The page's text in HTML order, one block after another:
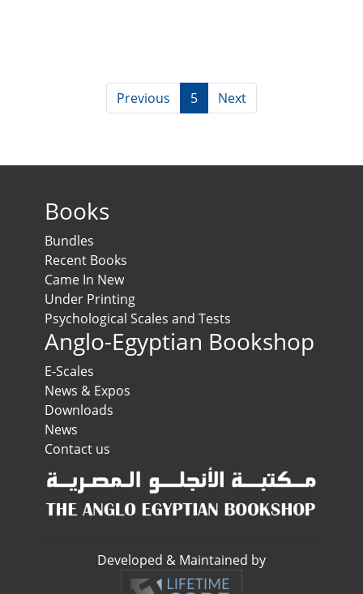
Previous 5 Next
Books
Bundles
Recent Books
Came In New
Under Printing
Psychological Scales and Tests
Anglo-Egyptian Bookshop
E-Scales
News & Expos
Downloads
News
Contact us
Developed & Maintained by